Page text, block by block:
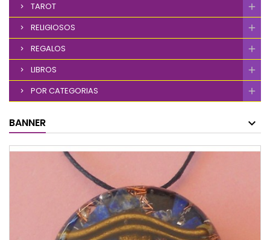
TAROT
RELIGIOSOS
REGALOS
LIBROS
POR CATEGORIAS
BANNER